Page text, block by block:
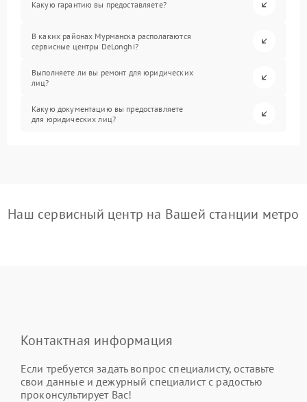
Какую гарантию вы предоставляете?
В каких районах Мурманска располагаются
сервисные центры DeLonghi?
Выполняете ли вы ремонт для юридических
лиц?
Какую документацию вы предоставляете
для юридических лиц?
Наш сервисный центр на Вашей станции метро
Контактная информация
Если требуется задать вопрос специалисту, оставьте
свои данные и дежурный специалист с радостью
проконсультирует Вас!